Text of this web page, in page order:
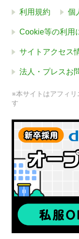
利用規約 個
Cookie等の利用
サイトアクセス
法人・プレスお
※本サイトはアフィ
す